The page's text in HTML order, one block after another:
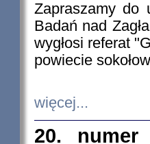
Zapraszamy do
Badań nad
wygłosi referat
powiecie
więcej...
20. numer